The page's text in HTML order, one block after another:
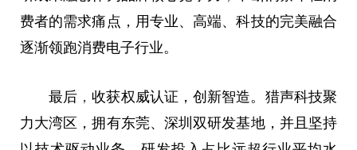
费者的需求痛点，用专业、高端、科技的完美融合
逐渐领跑消费电子行业。
最后 ，收获权威认证，创新智造。猎声科技聚
力大湾区，拥有东莞、深圳双研发基地，并且坚持